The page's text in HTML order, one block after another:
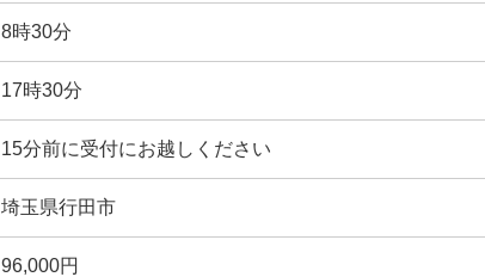
8時30分
17時30分
15分前に受付にお越しください
埼玉県行田市
96,000円